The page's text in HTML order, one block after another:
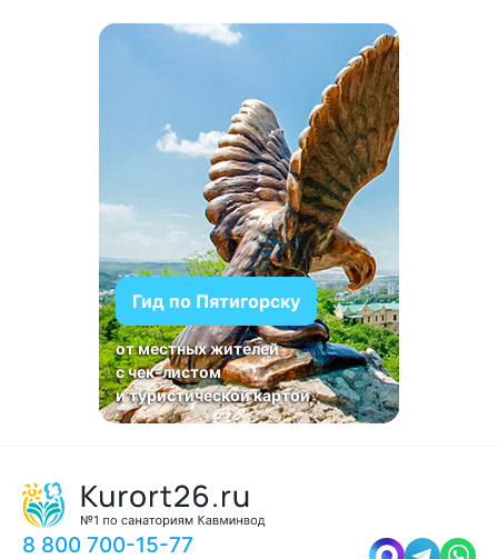
Гид по Пятигорску
от местных жителей
с чек-листом
и туристической картой
8 800 700-15-77